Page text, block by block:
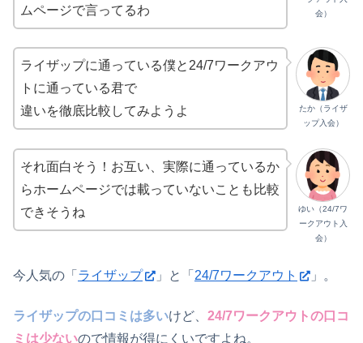
会）
ムページで言ってるわ
たか（ライザ
ップ入会）
ライザップに通っている僕と24/7ワークアウ
トに通っている君で
違いを徹底比較してみようよ
ゆい（24/7ワ
ークアウト入
会）
それ面白そう！お互い、実際に通っているか
らホームページでは載っていないことも比較
できそうね
今人気の「 ライザップ 」と「 24/7ワークアウト 」。
ライザップの口コミは多いけど、 24/7ワークアウトの口コ
ミは少ないので情報が得にくいですよね。